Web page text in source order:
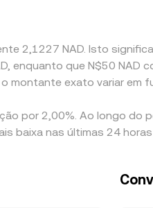
2,1227 NAD. Isto
enquanto que N$50
montante exato variar em
por 2,00%. Ao longo
baixa nas últimas 24